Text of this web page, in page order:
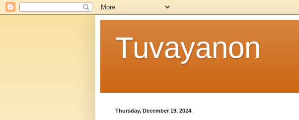
Tuvayanon
Thursday, December 19, 2024